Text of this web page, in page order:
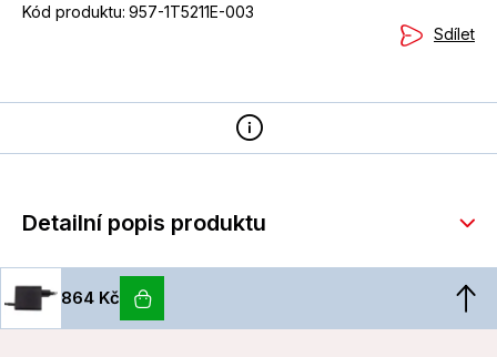
Kód produktu: 957-1T5211E-003
Sdílet
Detailní popis produktu
864 Kč